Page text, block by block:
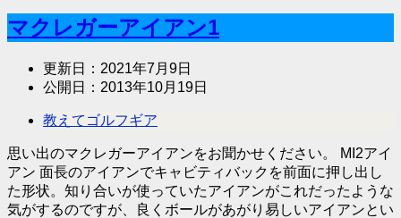
マクレガーアイアン1
更新日： 2021年7月9日
公開日： 2013年10月19日
教えてゴルフギア
思い出のマクレガーアイアンをお聞かせください。 MI2アイ
アン 面長のアイアンでキャビティバックを前面に押し出し
た形状。知り合いが使っていたアイアンがこれだったような
気がするのですが、良くボールがあがり易しいアイアンとい